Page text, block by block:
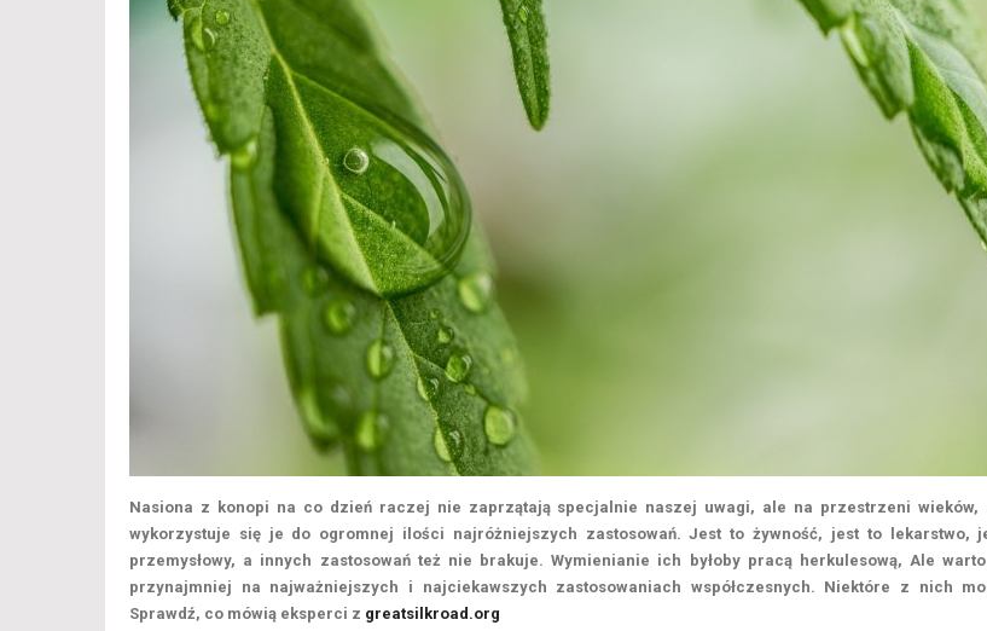
Nasiona z konopi na co dzień raczej nie zaprzątają specjalnie naszej uwagi, ale na przestrzeni wieków,
wykorzystuje się je do ogromnej ilości najróżniejszych zastosowań. Jest to żywność, jest to lekarstwo,
przemysłowy, a innych zastosowań też nie brakuje. Wymienianie ich byłoby pracą herkulesową, Ale
przynajmniej na najważniejszych i najciekawszych zastosowaniach współczesnych. Niektóre z nich
Sprawdź, co mówią eksperci z greatsilkroad.org